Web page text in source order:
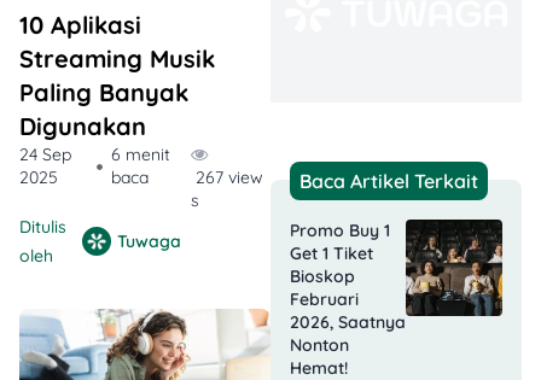
10 Aplikasi
Streaming Musik
Paling Banyak
Digunakan
24 Sep
2025
6 menit
baca
267 view
s
Ditulis
oleh
Tuwaga
Baca Artikel Terkait
Promo Buy 1
Get 1 Tiket
Bioskop
Februari
2026, Saatnya
Nonton
Hemat!